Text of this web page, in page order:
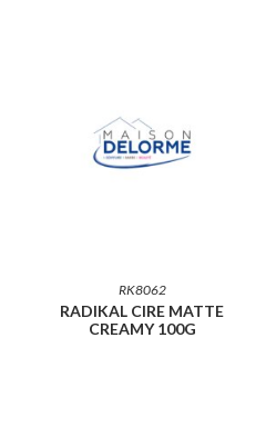
RK8062
RADIKAL CIRE MATTE
CREAMY 100G